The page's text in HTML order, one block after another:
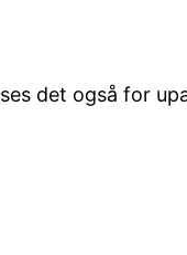
det også for